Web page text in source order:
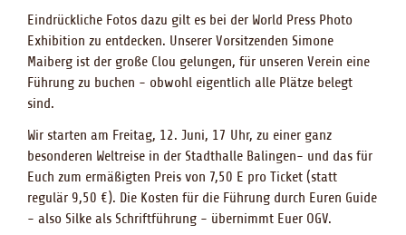
Eindrückliche Fotos dazu gilt es bei der World Press Photo
Exhibition zu entdecken. Unserer Vorsitzenden Simone
Maiberg ist der große Clou gelungen, für unseren Verein eine
Führung zu buchen - obwohl eigentlich alle Plätze belegt
sind.
Wir starten am Freitag, 12. Juni, 17 Uhr, zu einer ganz
besonderen Weltreise in der Stadthalle Balingen- und das für
Euch zum ermäßigten Preis von 7,50 E pro Ticket (statt
regulär 9,50 €). Die Kosten für die Führung durch Euren Guide
- also Silke als Schriftführung - übernimmt Euer OGV.